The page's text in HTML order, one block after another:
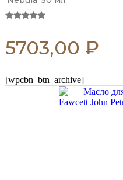
5703,00 ₽
[wpcbn_btn_archive]